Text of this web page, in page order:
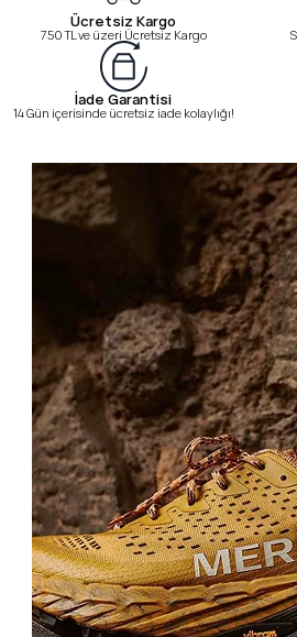
Ücretsiz Kargo
750 TL ve üzeri Ücretsiz Kargo
İade Garantisi
14 Gün içerisinde ücretsiz iade kolaylığı!